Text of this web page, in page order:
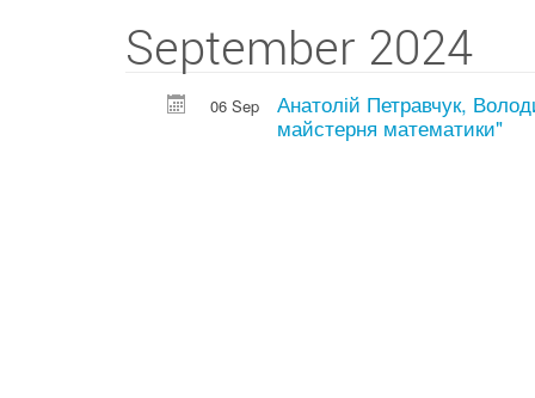
September 2024
06 Sep
Анатолій Петравчук,
майстерня математики"